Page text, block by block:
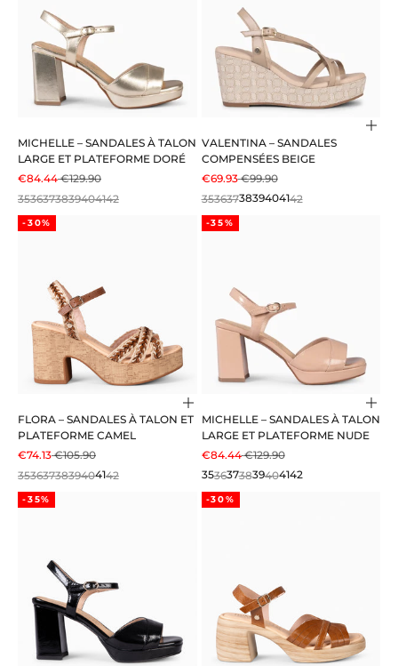
MICHELLE – SANDALES À TALON
LARGE ET PLATEFORME DORÉ
PRIX DE VENTE
€84.44PRIX NORMAL
€129.90
3536373839404142
VALENTINA – SANDALES
COMPENSÉES BEIGE
PRIX DE VENTE
€69.93PRIX NORMAL
€99.90
3536373839404142
-30%
Choisir les options
FLORA – SANDALES À TALON ET
PLATEFORME CAMEL
PRIX DE VENTE
€74.13PRIX NORMAL
€105.90
3536373839404142
-35%
MICHELLE – SANDALES À TALON
LARGE ET PLATEFORME NUDE
PRIX DE VENTE
€84.44PRIX NORMAL
€129.90
3536373839404142
-35% -30%